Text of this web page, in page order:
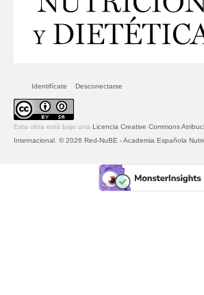
Identifícate Desconectarse
Esta obra está bajo una Licencia Creative Commons
Internacional . © 2026 Red-NuBE - Academia Española